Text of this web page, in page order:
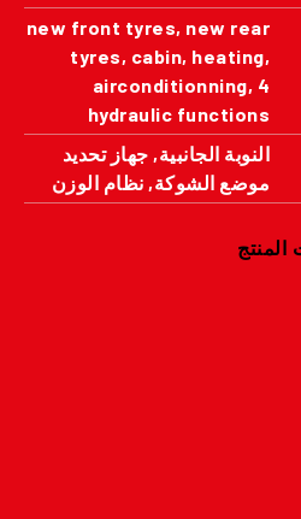
new front tyres, new rear
tyres, cabin, heating,
airconditionning, 4
hydraulic functions
النوبة الجانبية, جهاز تحديد
موضع الشوكة, نظام الوزن